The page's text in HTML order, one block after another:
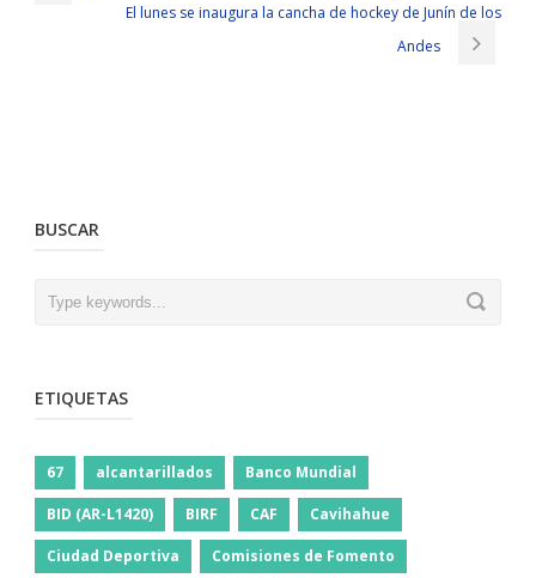
El lunes se inaugura la cancha de hockey de Junín de los
Andes
BUSCAR
ETIQUETAS
67 alcantarillados Banco Mundial
BID (AR-L1420) BIRF CAF Cavihahue
Ciudad Deportiva Comisiones de Fomento